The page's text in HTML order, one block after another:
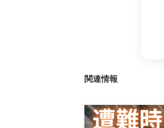
関連情報